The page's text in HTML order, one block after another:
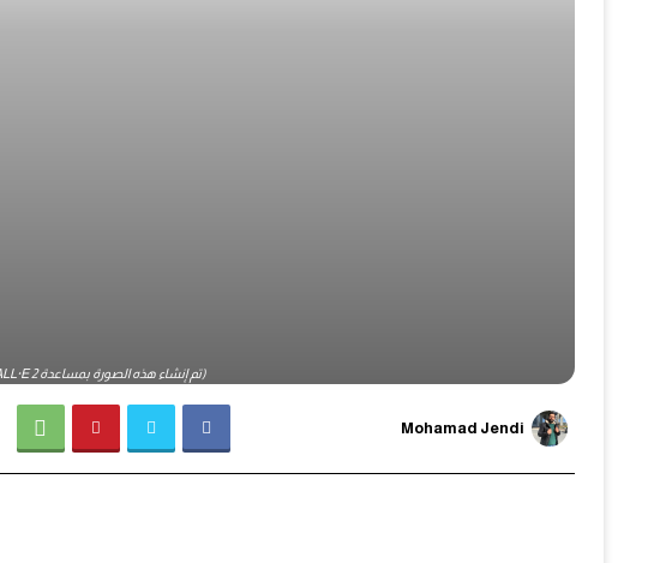
(تم إنشاء هذه الصورة بمساعدة DALL·E 2)
Mohamad Jendi